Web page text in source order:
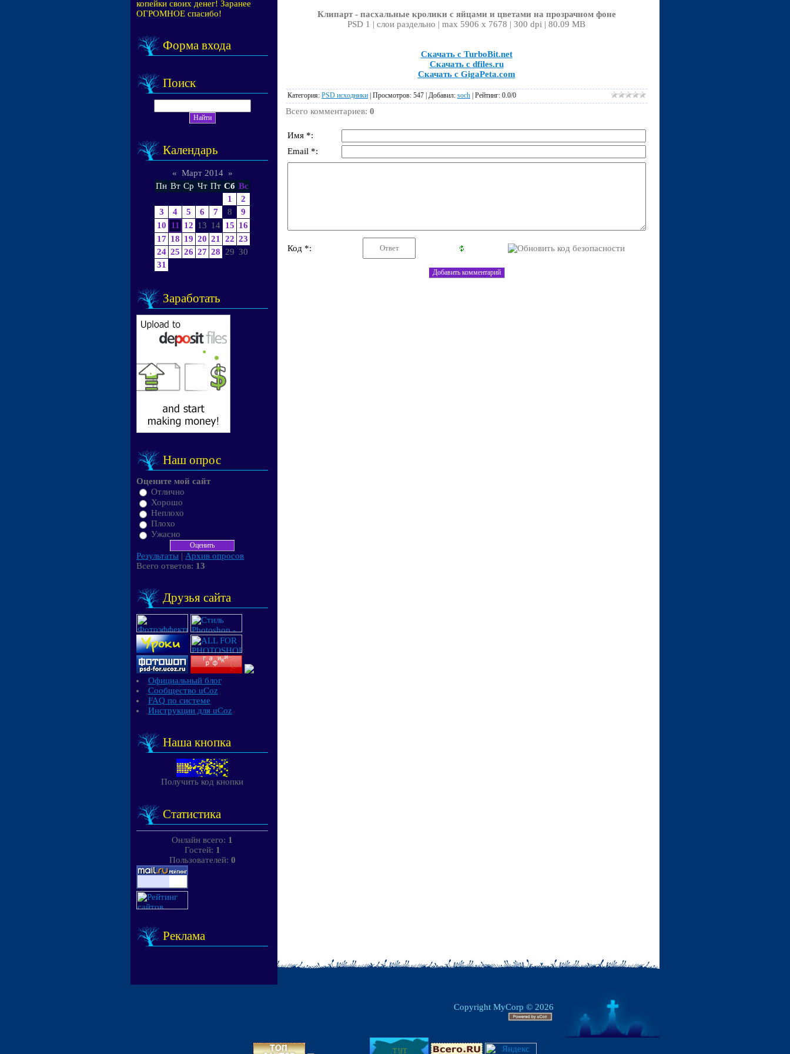
копейки своих денег! Заранее
ОГРОМНОЕ спасибо!
Форма входа
Поиск
Календарь
« Март 2014 »
Пн Вт Ср Чт Пт Сб Вс
1
2
3
4 5 6 7 8
9
10
11 12 13 14 15 16
17 18 19 20 21 22 23
24 25 26 27 28 29 30
31
Заработать
Наш опрос
Оцените мой сайт
Отлично
Хорошо
Неплохо
Плохо
Ужасно
Результаты | Архив опросов
Всего ответов: 13
Друзья сайта
Официальный блог
Сообщество uCoz
FAQ по системе
Инструкции для uCoz
Наша кнопка
Получить код кнопки
Статистика
Онлайн всего: 1
Гостей: 1
Пользователей: 0
Реклама
Клипарт - пасхальные кролики с яйцами и цветами на прозрачном фоне
PSD 1 | слои раздельно | max 5906 x 7678 | 300 dpi | 80.09 MB
Скачать с TurboBit.net
Скачать с dfiles.ru
Скачать с GigaPeta.com
Категория: PSD исходники | Просмотров: 547 | Добавил: soch | Рейтинг: 0.0/0
Всего комментариев: 0
Имя *:
Email *:
Код *:
Copyright MyCorp © 2026